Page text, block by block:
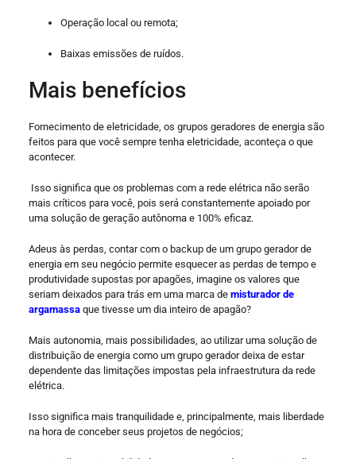
Operação local ou remota;
Baixas emissões de ruídos.
Mais benefícios
Fornecimento de eletricidade, os grupos geradores de energia são
feitos para que você sempre tenha eletricidade, aconteça o que
acontecer.
Isso significa que os problemas com a rede elétrica não serão
mais críticos para você, pois será constantemente apoiado por
uma solução de geração autônoma e 100% eficaz.
Adeus às perdas, contar com o backup de um grupo gerador de
energia em seu negócio permite esquecer as perdas de tempo e
produtividade supostas por apagões, imagine os valores que
seriam deixados para trás em uma marca de misturador de
argamassa que tivesse um dia inteiro de apagão?
Mais autonomia, mais possibilidades, ao utilizar uma solução de
distribuição de energia como um grupo gerador deixa de estar
dependente das limitações impostas pela infraestrutura da rede
elétrica.
Isso significa mais tranquilidade e, principalmente, mais liberdade
na hora de conceber seus projetos de negócios;